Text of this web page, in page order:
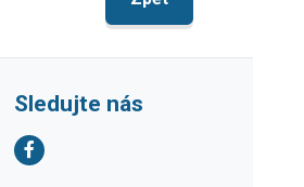
Sledujte nás